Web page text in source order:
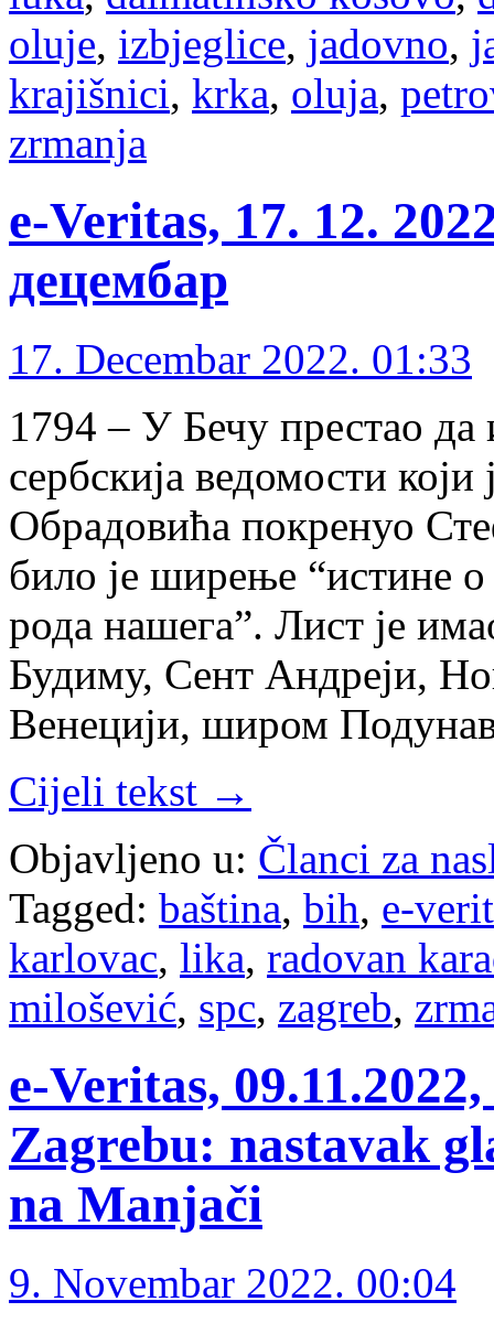
oluje, izbjeglice, jadovno,
krajišnici, krka, oluja,
zrmanja
e-Veritas, 17. 12.
децембар
17. Decembar 2022. 01:33
1794 – У Бечу престао да
сербскија ведомости
Обрадовића покренуо
било је ширење “истине
рода нашега”. Лист је
Будиму, Сент Андреји,
Венецији, широм
Cijeli tekst →
Objavljeno u: Članci za
Tagged: baština, bih, e-
karlovac, lika, radovan
milošević, spc, zagreb,
e-Veritas,
Zagrebu: nastavak
na Manjači
9. Novembar 2022. 00:04